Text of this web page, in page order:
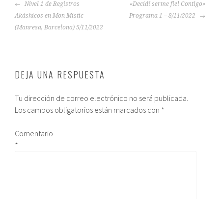
Nivel 1 de Registros
Akáshicos en Mon Mistic
(Manresa, Barcelona) 5/11/2022
«Decidí serme fiel Contigo»
Programa 1 – 8/11/2022
DEJA UNA RESPUESTA
Tu dirección de correo electrónico no será publicada.
Los campos obligatorios están marcados con *
Comentario
*